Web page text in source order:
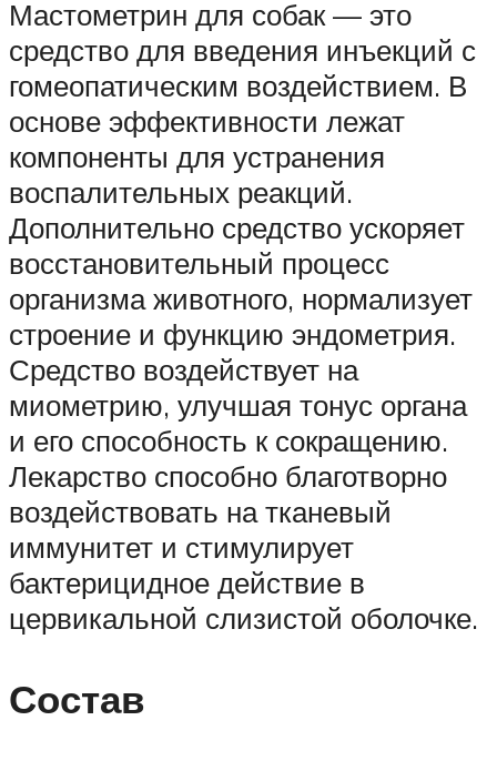
Мастометрин для собак — это
средство для введения инъекций с
гомеопатическим воздействием. В
основе эффективности лежат
компоненты для устранения
воспалительных реакций.
Дополнительно средство ускоряет
восстановительный процесс
организма животного, нормализует
строение и функцию эндометрия.
Средство воздействует на
миометрию, улучшая тонус органа
и его способность к сокращению.
Лекарство способно благотворно
воздействовать на тканевый
иммунитет и стимулирует
бактерицидное действие в
цервикальной слизистой оболочке.
Состав